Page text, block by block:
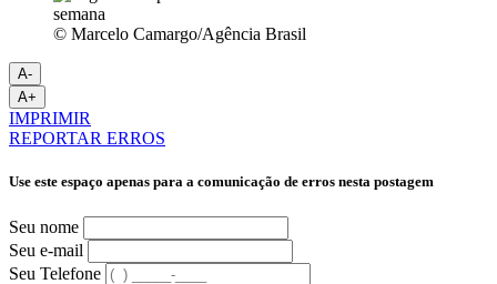
© Marcelo Camargo/Agência Brasil
A-
A+
IMPRIMIR
REPORTAR ERROS
Use este espaço apenas para a comunicação de erros nesta postagem
Seu nome
Seu e-mail
Seu Telefone